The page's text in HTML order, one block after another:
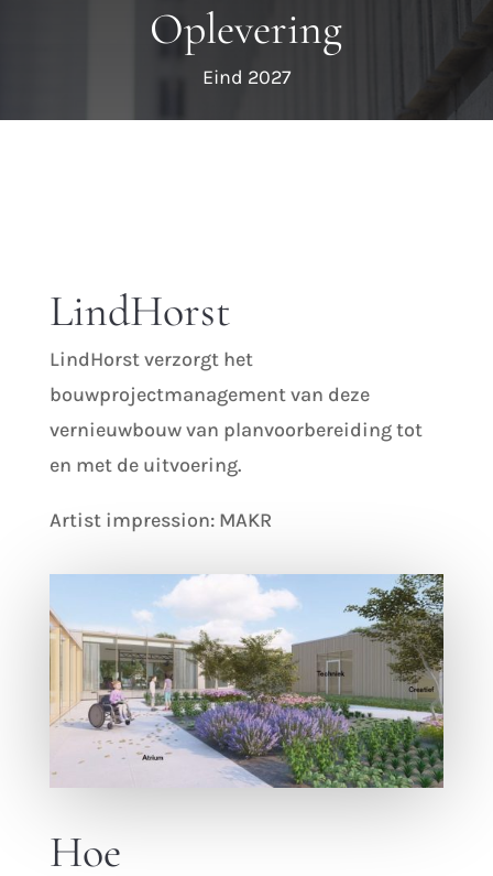
Oplevering
Eind 2027
LindHorst
LindHorst verzorgt het
bouwprojectmanagement van deze
vernieuwbouw van planvoorbereiding tot
en met de uitvoering.
Artist impression: MAKR
Hoe